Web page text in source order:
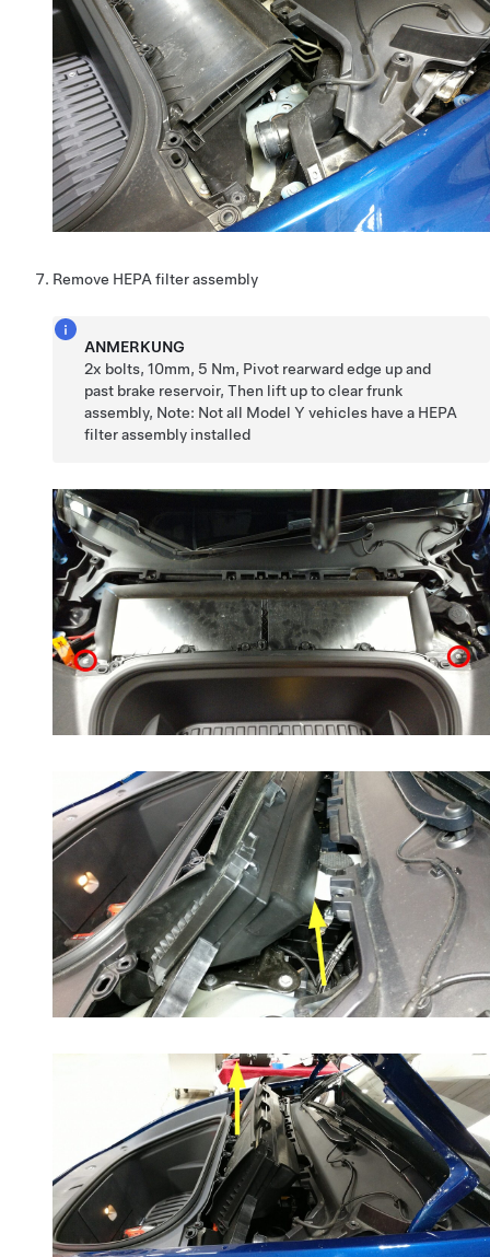
Remove HEPA filter assembly
ANMERKUNG
2x bolts, 10mm, 5 Nm, Pivot rearward edge up and
past brake reservoir, Then lift up to clear frunk
assembly, Note: Not all Model Y vehicles have a HEPA
filter assembly installed